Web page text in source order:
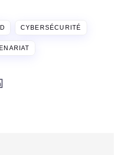
CYBERSÉCURITÉ